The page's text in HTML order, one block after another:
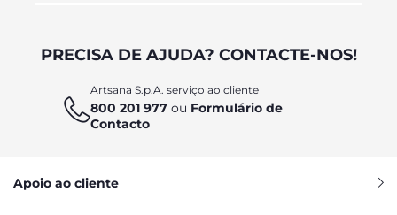
PRECISA DE AJUDA? CONTACTE-NOS!
Artsana S.p.A. serviço ao cliente
800 201 977 ou Formulário de
Contacto
Apoio ao cliente